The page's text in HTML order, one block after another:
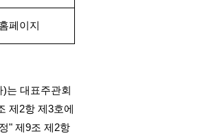
페이지
)는 대표주관회
제 2항 제 3호에
" 제 9조 제 2항